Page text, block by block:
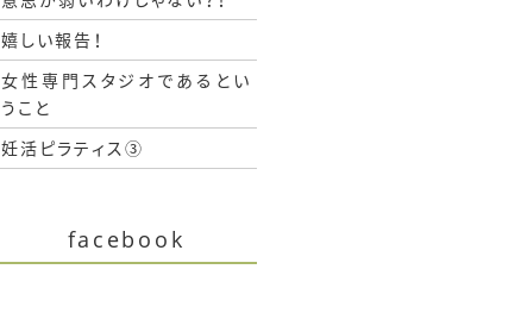
嬉しい報告！
女性専門スタジオであるとい
うこと
妊活ピラティス③
facebook